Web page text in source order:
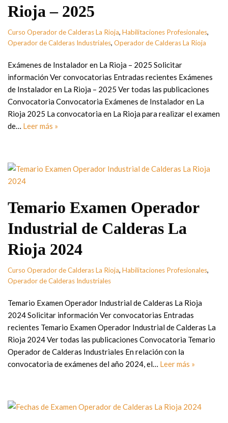
Rioja – 2025
Curso Operador de Calderas La Rioja, Habilitaciones Profesionales,
Operador de Calderas Industriales, Operador de Calderas La Rioja
Exámenes de Instalador en La Rioja – 2025 Solicitar
información Ver convocatorias Entradas recientes Exámenes
de Instalador en La Rioja – 2025 Ver todas las publicaciones
Convocatoria Convocatoria Exámenes de Instalador en La
Rioja 2025 La convocatoria en La Rioja para realizar el examen
de… Leer más »
Temario Examen Operador
Industrial de Calderas La
Rioja 2024
Curso Operador de Calderas La Rioja, Habilitaciones Profesionales,
Operador de Calderas Industriales
Temario Examen Operador Industrial de Calderas La Rioja
2024 Solicitar información Ver convocatorias Entradas
recientes Temario Examen Operador Industrial de Calderas La
Rioja 2024 Ver todas las publicaciones Convocatoria Temario
Operador de Calderas Industriales En relación con la
convocatoria de exámenes del año 2024, el… Leer más »